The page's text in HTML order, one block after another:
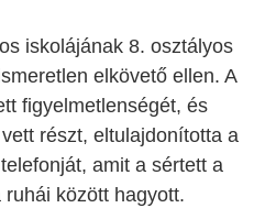
iskolájának 8. osztályos
elkövető ellen. A
figyelmetlenségét, és
részt, eltulajdonította a
amit a sértett a
között hagyott.